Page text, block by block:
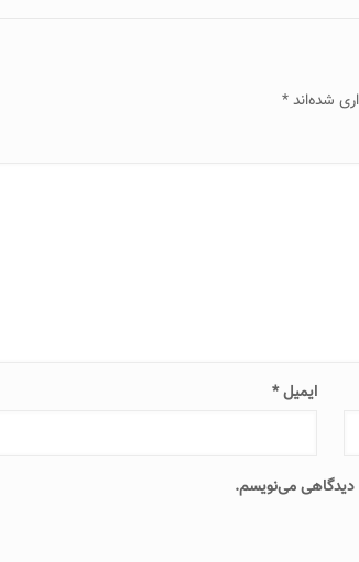
شده‌اند*
ایمیل*
دیدگاهی می‌نویسم.